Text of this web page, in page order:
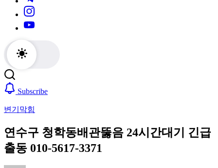
기
대
기
https://www.instagram.com/
https://youtube.com/
Subscribe
변기막힘
연수구 청학동배관뚫음 24시간대기 긴급
출동 010-5617-3371